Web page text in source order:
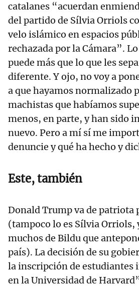
catalanes “acuerdan
del partido de Sílvia Orriols
velo islámico en espacios
rechazada por la Cámara”.
puede más que lo que les
diferente. Y ojo, no voy a
a que hayamos normalizado
machistas que habíamos
menos, en parte, y han sido
nuevo. Pero a mí sí me
denuncie y qué ha hecho y
Este, también
Donald Trump va de patriota
(tampoco lo es Sílvia Orriols,
muchos de Bildu que
país). La decisión de su
la inscripción de estudiantes
en la Universidad de